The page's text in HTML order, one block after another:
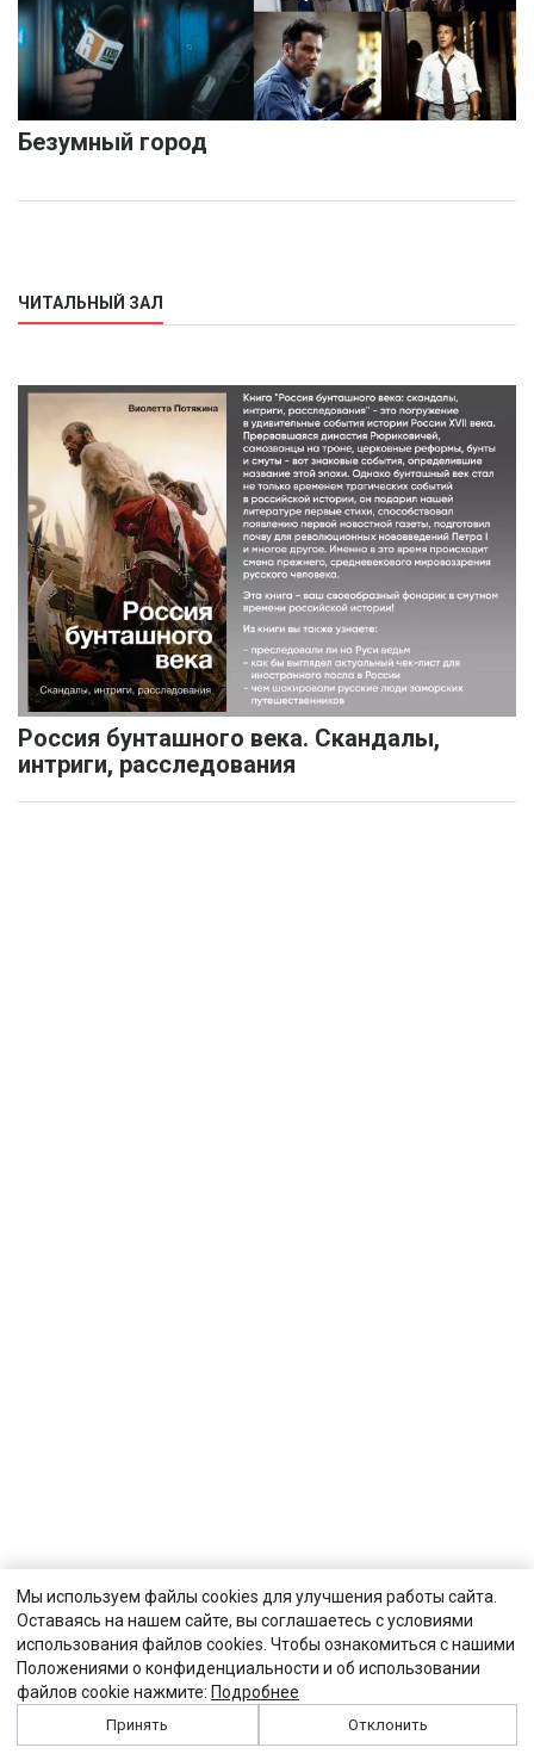
Безумный город
ЧИТАЛЬНЫЙ ЗАЛ
Россия бунташного века. Скандалы,
интриги, расследования
Мы используем файлы cookies для улучшения работы сайта.
Оставаясь на нашем сайте, вы соглашаетесь с условиями
использования файлов cookies. Чтобы ознакомиться с нашими
Положениями о конфиденциальности и об использовании
файлов cookie нажмите: Подробнее
Принять Отклонить